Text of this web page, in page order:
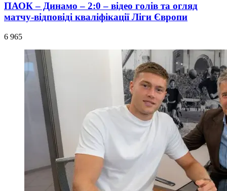
ПАОК – Динамо – 2:0 – відео голів та огляд
матчу-відповіді кваліфікації Ліги Європи
6 965